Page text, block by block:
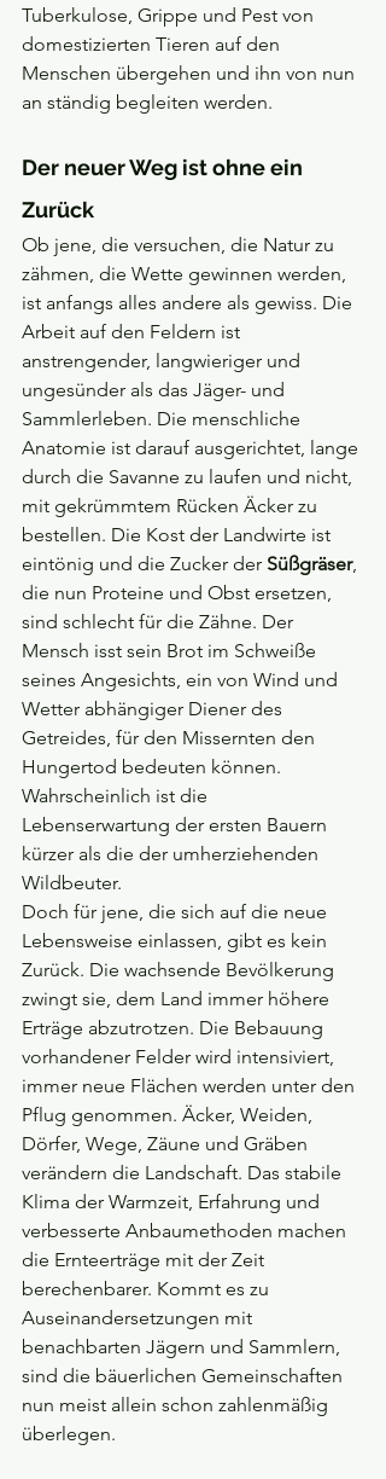
Tuberkulose, Grippe und Pest von
domestizierten Tieren auf den
Menschen übergehen und ihn von nun
an ständig begleiten werden.
Der neuer Weg ist ohne ein
Zurück
Ob jene, die versuchen, die Natur zu
zähmen, die Wette gewinnen werden,
ist anfangs alles andere als gewiss. Die
Arbeit auf den Feldern ist
anstrengender, langwieriger und
ungesünder als das Jäger- und
Sammlerleben. Die menschliche
Anatomie ist darauf ausgerichtet, lange
durch die Savanne zu laufen und nicht,
mit gekrümmtem Rücken Äcker zu
bestellen. Die Kost der Landwirte ist
eintönig und die Zucker der Süßgräser,
die nun Proteine und Obst ersetzen,
sind schlecht für die Zähne. Der
Mensch isst sein Brot im Schweiße
seines Angesichts, ein von Wind und
Wetter abhängiger Diener des
Getreides, für den Missernten den
Hungertod bedeuten können.
Wahrscheinlich ist die
Lebenserwartung der ersten Bauern
kürzer als die der umherziehenden
Wildbeuter.
Doch für jene, die sich auf die neue
Lebensweise einlassen, gibt es kein
Zurück. Die wachsende Bevölkerung
zwingt sie, dem Land immer höhere
Erträge abzutrotzen. Die Bebauung
vorhandener Felder wird intensiviert,
immer neue Flächen werden unter den
Pflug genommen. Äcker, Weiden,
Dörfer, Wege, Zäune und Gräben
verändern die Landschaft. Das stabile
Klima der Warmzeit, Erfahrung und
verbesserte Anbaumethoden machen
die Ernteerträge mit der Zeit
berechenbarer. Kommt es zu
Auseinandersetzungen mit
benachbarten Jägern und Sammlern,
sind die bäuerlichen Gemeinschaften
nun meist allein schon zahlenmäßig
überlegen.